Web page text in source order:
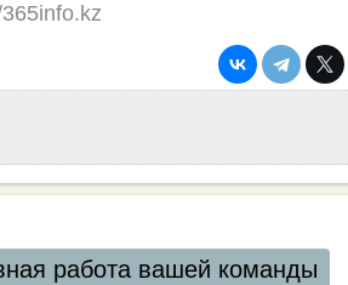
работа вашей команды